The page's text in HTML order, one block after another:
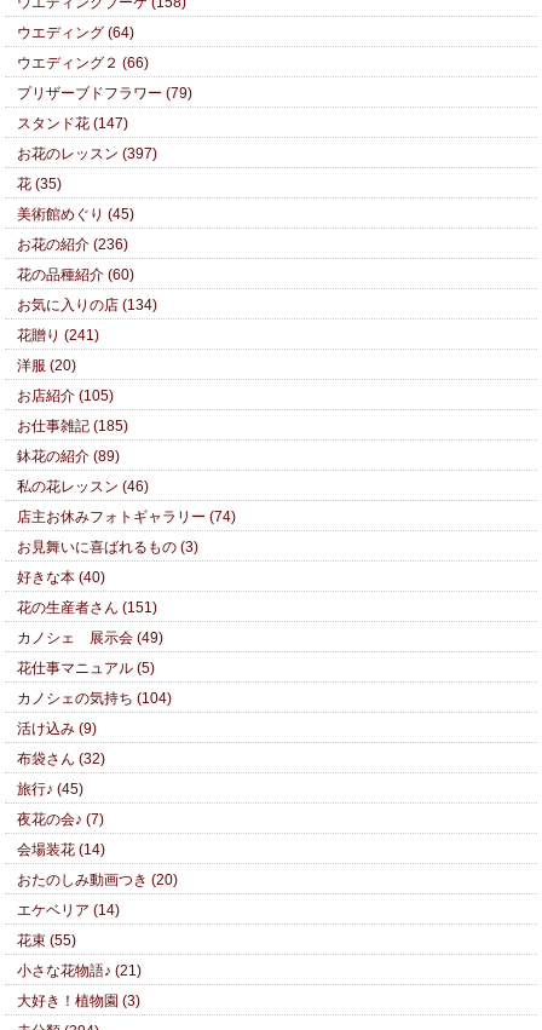
ウエディング (64)
ウエディング２ (66)
プリザーブドフラワー (79)
スタンド花 (147)
お花のレッスン (397)
花 (35)
美術館めぐり (45)
お花の紹介 (236)
花の品種紹介 (60)
お気に入りの店 (134)
花贈り (241)
洋服 (20)
お店紹介 (105)
お仕事雑記 (185)
鉢花の紹介 (89)
私の花レッスン (46)
店主お休みフォトギャラリー (74)
お見舞いに喜ばれるもの (3)
好きな本 (40)
花の生産者さん (151)
カノシェ 展示会 (49)
花仕事マニュアル (5)
カノシェの気持ち (104)
活け込み (9)
布袋さん (32)
旅行♪ (45)
夜花の会♪ (7)
会場装花 (14)
おたのしみ動画つき (20)
エケベリア (14)
花束 (55)
小さな花物語♪ (21)
大好き！植物園 (3)